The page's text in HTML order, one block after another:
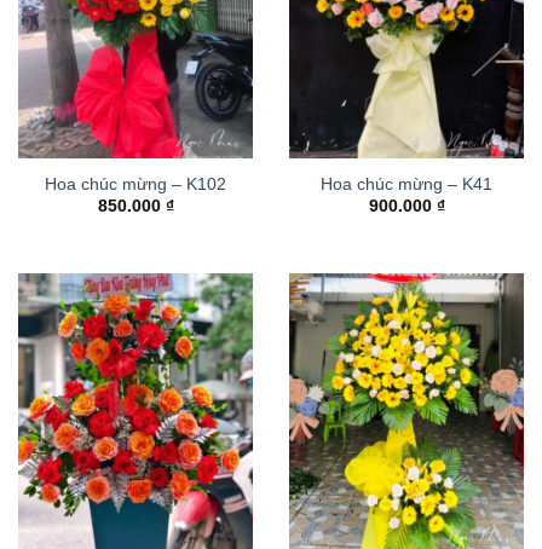
Hoa chúc mừng – K102
850.000 ₫
Hoa chúc mừng – K41
900.000 ₫